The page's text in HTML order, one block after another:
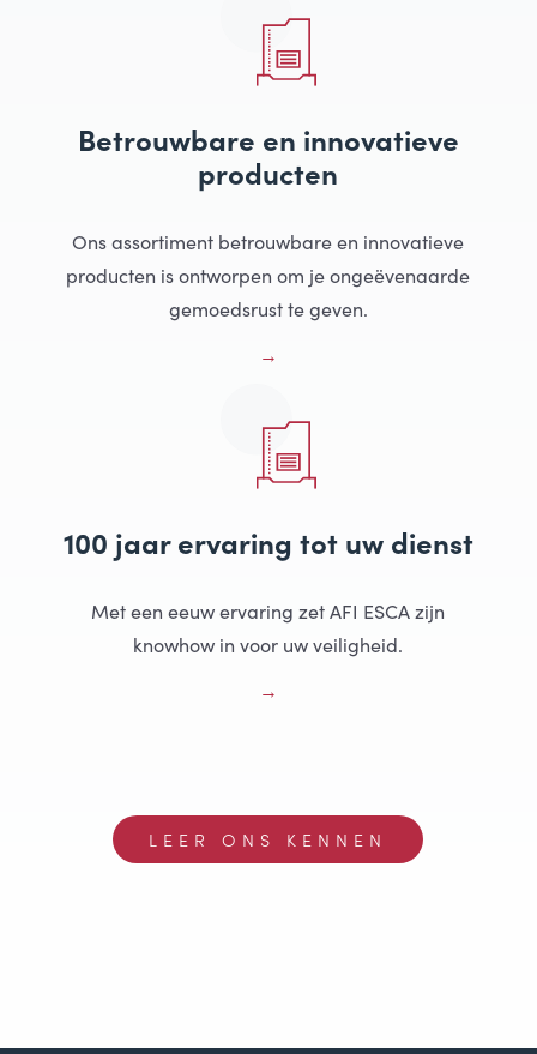
Betrouwbare en innovatieve
producten
Ons assortiment betrouwbare en innovatieve
producten is ontworpen om je ongeëvenaarde
gemoedsrust te geven.
100 jaar ervaring tot uw dienst
Met een eeuw ervaring zet AFI ESCA zijn
knowhow in voor uw veiligheid.
LEER ONS KENNEN